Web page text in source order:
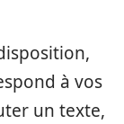
à vos
un texte,